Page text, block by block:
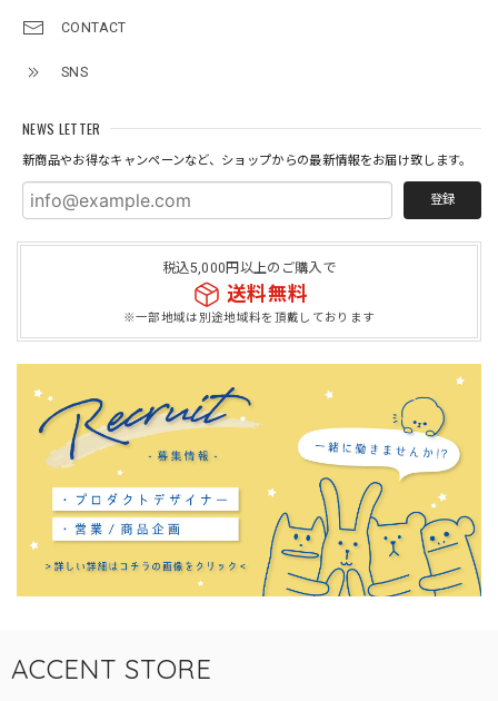
CONTACT
SNS
NEWS LETTER
新商品やお得なキャンペーンなど、ショップからの最新情報をお届け致します。
登録
税込5,000円以上のご購入で
送料無料
※一部地域は別途地域料を頂戴しております
ACCENT STORE